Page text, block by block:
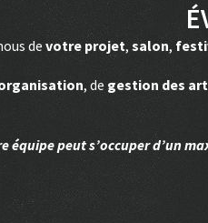
devotre projet,salon,
, de gestion des
équipe peut s’occuper d’un